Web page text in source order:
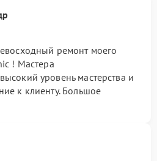
ремонт моего
! Мастера
уровень мастерства и
к клиенту. Большое